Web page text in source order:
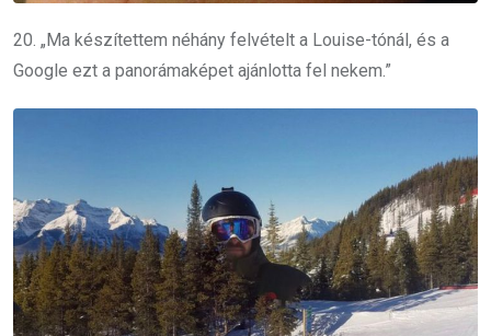
20. „Ma készítettem néhány felvételt a Louise-tónál, és a
Google ezt a panorámaképet ajánlotta fel nekem.”